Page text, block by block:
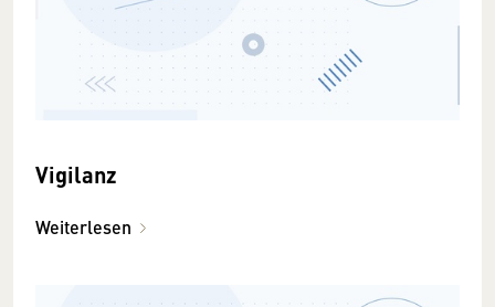
Vigilanz
Weiterlesen